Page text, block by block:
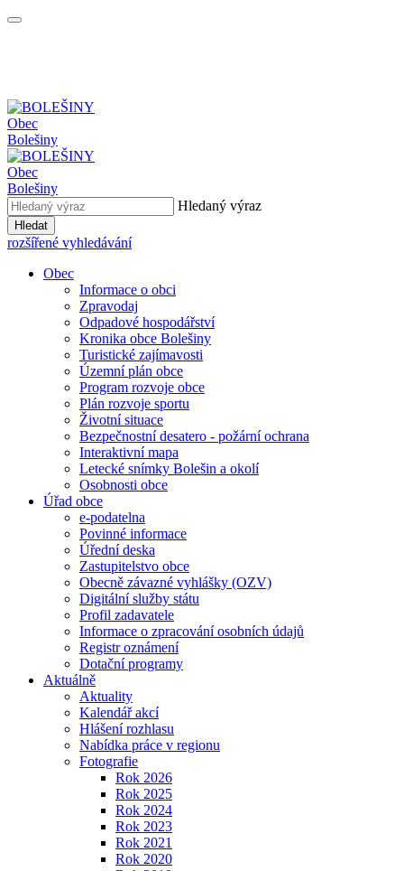
Obec
Bolešiny
Obec
Bolešiny
Hledaný výraz
Hledat
rozšířené vyhledávání
Obec
Informace o obci
Zpravodaj
Odpadové hospodářství
Kronika obce Bolešiny
Turistické zajímavosti
Územní plán obce
Program rozvoje obce
Plán rozvoje sportu
Životní situace
Bezpečnostní desatero - požární ochrana
Interaktivní mapa
Letecké snímky Bolešin a okolí
Osobnosti obce
Úřad obce
e-podatelna
Povinné informace
Úřední deska
Zastupitelstvo obce
Obecně závazné vyhlášky (OZV)
Digitální služby státu
Profil zadavatele
Informace o zpracování osobních údajů
Registr oznámení
Dotační programy
Aktuálně
Aktuality
Kalendář akcí
Hlášení rozhlasu
Nabídka práce v regionu
Fotografie
Rok 2026
Rok 2025
Rok 2024
Rok 2023
Rok 2021
Rok 2020